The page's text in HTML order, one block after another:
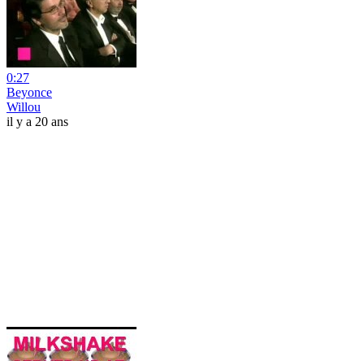
0:27
Beyonce
Willou
il y a 20 ans